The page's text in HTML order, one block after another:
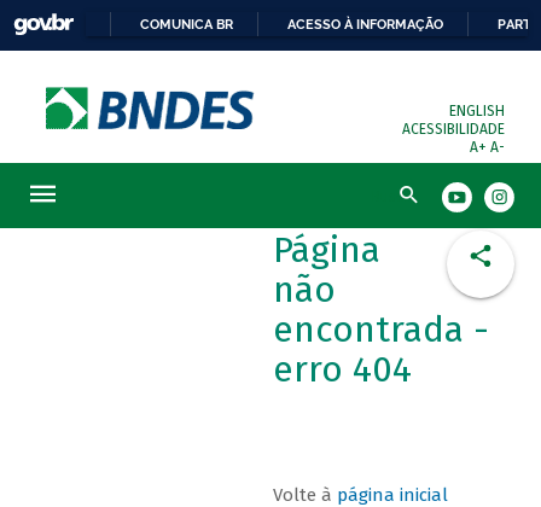
COMUNICA BR ACESSO À INFORMAÇÃO
ENGLISH
ACESSIBILIDADE
A+ A-
Busca
Página
não
encontrada -
erro 404
Volte à página inicial